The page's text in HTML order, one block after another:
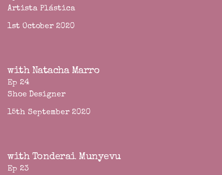
Artista Plástica
1st October 2020
with Natacha Marro
Ep 24
Shoe Designer
15th September 2020
with Tonderai Munyevu
Ep 23